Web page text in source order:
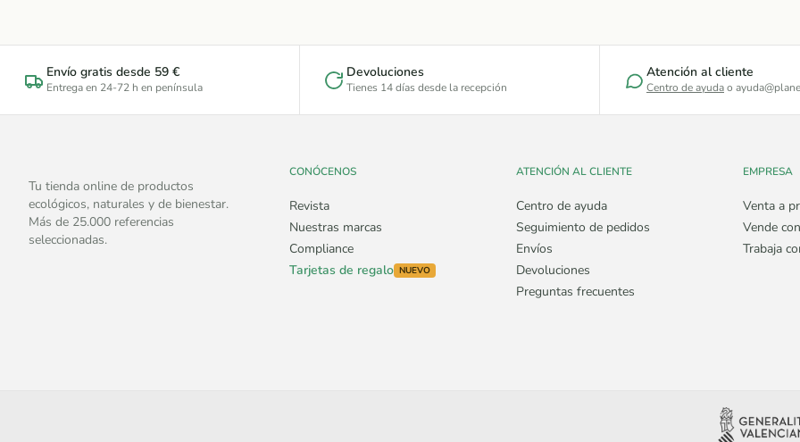
Envío gratis desde 59 €
Entrega en 24-72 h en península
Devoluciones
Tienes 14 días desde la recepción
Atención al cliente
Centro de ayudao
Tu tienda online de productos
ecológicos, naturales y de bienestar.
Más de 25.000 referencias
seleccionadas.
CONÓCENOS
Revista
Nuestras marcas
Compliance
Tarjetas de regalo NUEVO
ATENCIÓN AL CLIENTE
Centro de ayuda
Seguimiento de pedidos
Envíos
Devoluciones
Preguntas frecuentes
EMPRESA
Venta a
Vende
Trabaja